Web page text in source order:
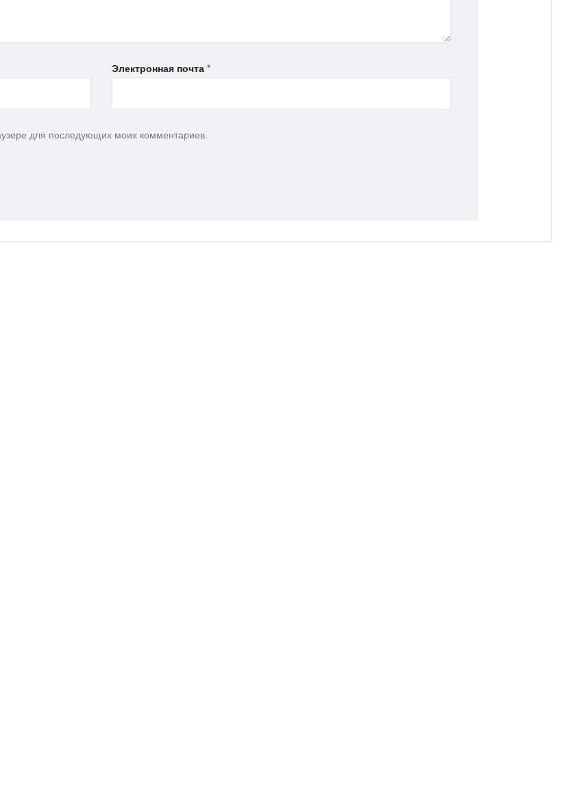
Электронная почта *
для последующих моих комментариев.